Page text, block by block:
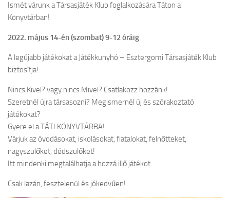
Ismét várunk a Társasjáték Klub foglalkozására Táton a
Könyvtárban!
2022. május 14-én (szombat) 9-12 óráig
A legújabb játékokat a Játékkunyhó – Esztergomi Társasjáték Klub
biztosítja!
Nincs Kivel? vagy nincs Mivel? Csatlakozz hozzánk!
Szeretnél újra társasozni? Megismernél új és szórakoztató
játékokat?
Gyere el a TÁTI KÖNYVTÁRBA!
Várjuk az óvodásokat, iskolásokat, fiatalokat, felnőtteket,
nagyszülőket, dédszülőket!
Itt mindenki megtalálhatja a hozzá illő játékot.
Csak lazán, fesztelenül és jókedvűen!